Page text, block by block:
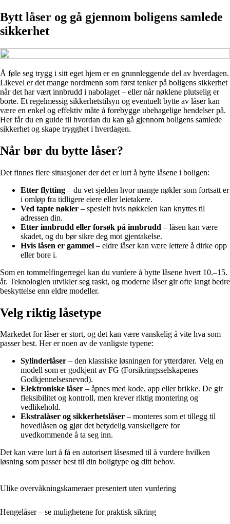
Bytt låser og gå gjennom boligens samlede
sikkerhet
Å føle seg trygg i sitt eget hjem er en grunnleggende del av hverdagen.
Likevel er det mange nordmenn som først tenker på boligens sikkerhet
når det har vært innbrudd i nabolaget – eller når nøklene plutselig er
borte. Et regelmessig sikkerhetstilsyn og eventuelt bytte av låser kan
være en enkel og effektiv måte å forebygge ubehagelige hendelser på.
Her får du en guide til hvordan du kan gå gjennom boligens samlede
sikkerhet og skape trygghet i hverdagen.
Når bør du bytte låser?
Det finnes flere situasjoner der det er lurt å bytte låsene i boligen:
Etter flytting – du vet sjelden hvor mange nøkler som fortsatt er
i omløp fra tidligere eiere eller leietakere.
Ved tapte nøkler – spesielt hvis nøkkelen kan knyttes til
adressen din.
Etter innbrudd eller forsøk på innbrudd – låsen kan være
skadet, og du bør sikre deg mot gjentakelse.
Hvis låsen er gammel – eldre låser kan være lettere å dirke opp
eller bore i.
Som en tommelfingerregel kan du vurdere å bytte låsene hvert 10.–15.
år. Teknologien utvikler seg raskt, og moderne låser gir ofte langt bedre
beskyttelse enn eldre modeller.
Velg riktig låsetype
Markedet for låser er stort, og det kan være vanskelig å vite hva som
passer best. Her er noen av de vanligste typene:
Sylinderlåser – den klassiske løsningen for ytterdører. Velg en
modell som er godkjent av FG (Forsikringsselskapenes
Godkjennelsesnevnd).
Elektroniske låser – åpnes med kode, app eller brikke. De gir
fleksibilitet og kontroll, men krever riktig montering og
vedlikehold.
Ekstralåser og sikkerhetslåser – monteres som et tillegg til
hovedlåsen og gjør det betydelig vanskeligere for
uvedkommende å ta seg inn.
Det kan være lurt å få en autorisert låsesmed til å vurdere hvilken
løsning som passer best til din boligtype og ditt behov.
Ulike overvåkningskameraer presentert uten vurdering
Hengelåser – se mulighetene for praktisk sikring